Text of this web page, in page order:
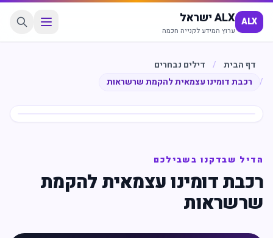
ALX ALX ישראל
ערוץ המידע לקנייה חכמה
דף הבית /
דילים נבחרים
/
רכבת דומינו עצמאית להקמת שרשראות
הדיל שבדקנו בשבילכם
רכבת דומינו עצמאית להקמת
שרשראות